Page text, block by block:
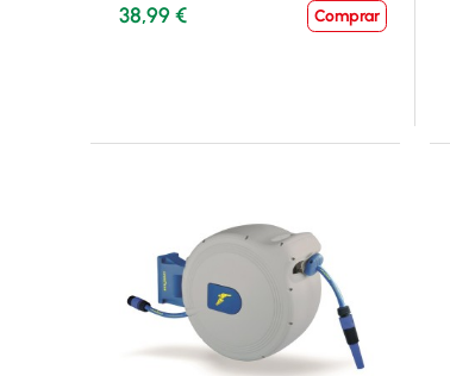
38,99 € Comprar